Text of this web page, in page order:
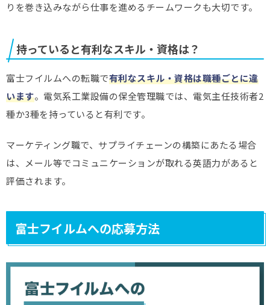
りを巻き込みながら仕事を進めるチームワークも大切です。
持っていると有利なスキル・資格は？
富士フイルムへの転職で有利なスキル・資格は職種ごとに違
います。電気系工業設備の保全管理職では、電気主任技術者2
種か3種を持っていると有利です。
マーケティング職で、サプライチェーンの構築にあたる場合
は、メール等でコミュニケーションが取れる英語力があると
評価されます。
富士フイルムへの応募方法